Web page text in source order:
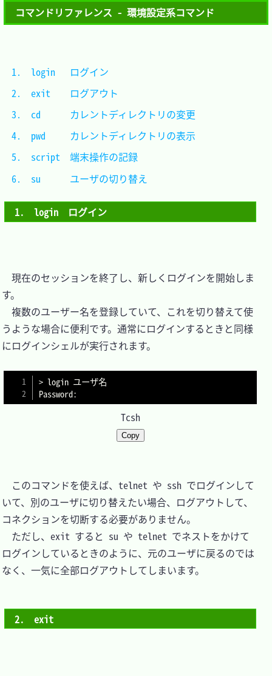
コマンドリファレンス - 環境設定系コマンド
1.　login	ログイン
2.　exit	ログアウト
3.　cd		カレントディレクトリの変更
4.　pwd		カレントディレクトリの表示
5.　script	端末操作の記録
6.　su		ユーザの切り替え
1.　login　ログイン
現在のセッションを終了し、新しくログインを開始しま
す。
複数のユーザー名を登録していて、これを切り替えて使
うような場合に便利です。通常にログインするときと同様
にログインシェルが実行されます。
> login ユーザ名
Password:
Tcsh
Copy
このコマンドを使えば、telnet や ssh でログインして
いて、別のユーザに切り替えたい場合、ログアウトして、
コネクションを切断する必要がありません。
ただし、exit すると su や telnet でネストをかけて
ログインしているときのように、元のユーザに戻るのでは
なく、一気に全部ログアウトしてしまいます。
2.　exit